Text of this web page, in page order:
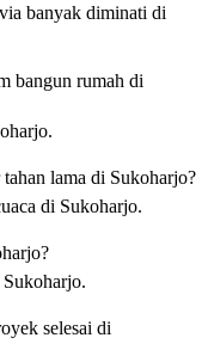
banyak diminati di
bangun rumah di
lama di Sukoharjo?
di Sukoharjo.
selesai di